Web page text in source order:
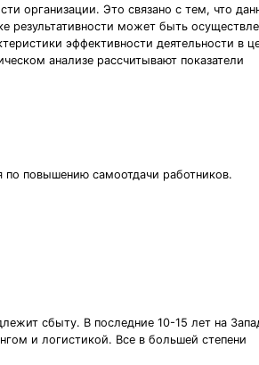
организации. Это связано с тем, что
результативности может быть
эффективности деятельности в
анализе рассчитывают показатели
по повышению самоотдачи работников.
сбыту. В последние 10-15 лет на
и логистикой. Все в большей степени